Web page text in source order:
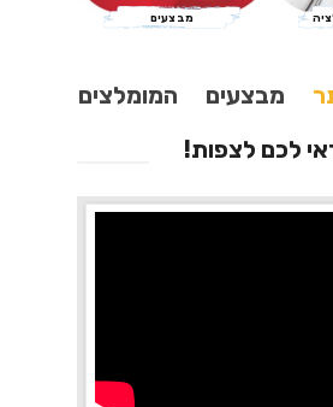
מבצעים
מבצעים
המומלצים
לכם לצפות!